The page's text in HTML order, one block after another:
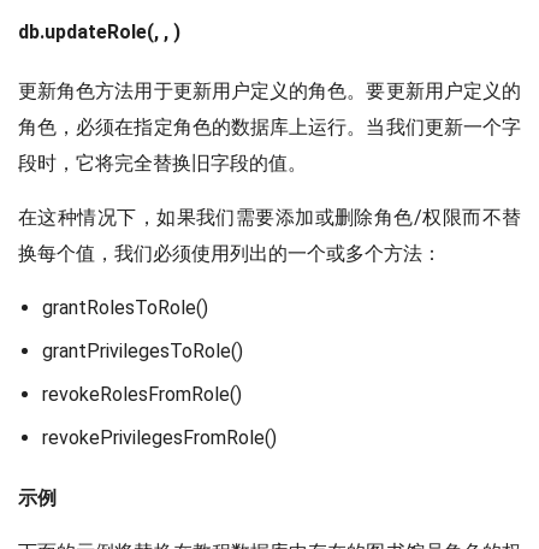
db.updateRole(, , )
更新角色方法用于更新用户定义的角色。要更新用户定义的
角色，必须在指定角色的数据库上运行。当我们更新一个字
段时，它将完全替换旧字段的值。
在这种情况下，如果我们需要添加或删除角色/权限而不替
换每个值，我们必须使用列出的一个或多个方法：
grantRolesToRole()
grantPrivilegesToRole()
revokeRolesFromRole()
revokePrivilegesFromRole()
示例